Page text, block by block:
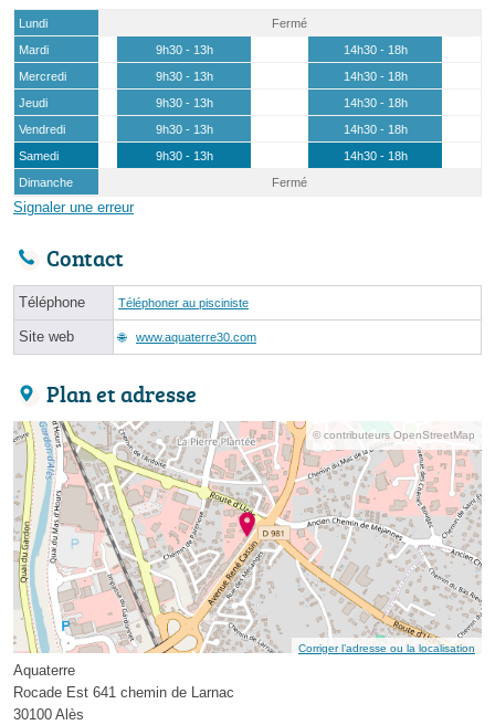
Lundi
Fermé
Mardi
9h30 - 13h
14h30 - 18h
Mercredi
9h30 - 13h
14h30 - 18h
Jeudi
9h30 - 13h
14h30 - 18h
Vendredi
9h30 - 13h
14h30 - 18h
Samedi
9h30 - 13h
14h30 - 18h
Dimanche
Fermé
Signaler une erreur
Contact
Téléphone Téléphoner au pisciniste
Site web www.aquaterre30.com
Plan et adresse
© contributeurs OpenStreetMap
Corriger l’adresse ou la localisation
Aquaterre
Rocade Est 641 chemin de Larnac
30100 Alès